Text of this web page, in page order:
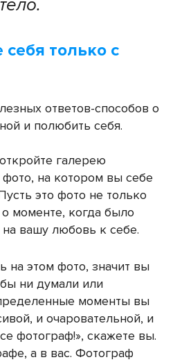
только с
ответов-способов о
и полюбить себя.
галерею
на котором вы себе
это фото не только
моменте, когда было
на вашу любовь к себе.
на этом фото, значит вы
ни думали или
моменты вы
и очаровательной, и
фотограф!», скажете вы.
а в вас. Фотограф